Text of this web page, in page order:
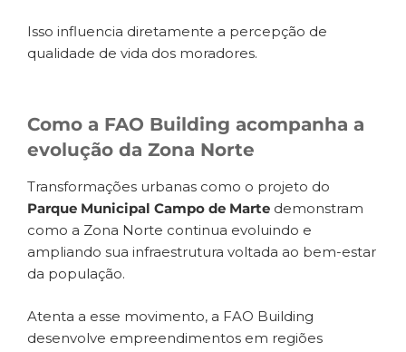
Isso influencia diretamente a percepção de
qualidade de vida dos moradores.
Como a FAO Building acompanha a
evolução da Zona Norte
Transformações urbanas como o projeto do
Parque Municipal Campo de Marte demonstram
como a Zona Norte continua evoluindo e
ampliando sua infraestrutura voltada ao bem-estar
da população.
Atenta a esse movimento, a FAO Building
desenvolve empreendimentos em regiões